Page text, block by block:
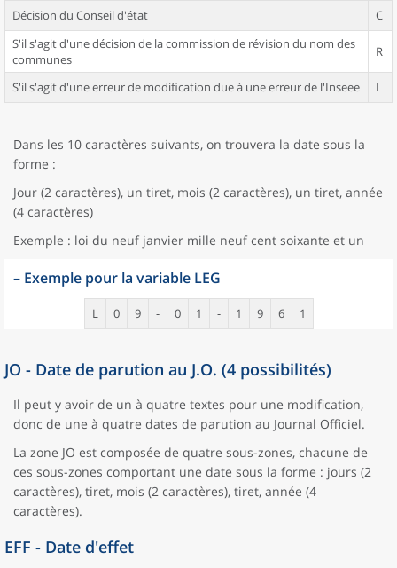
Décision du Conseil d'état
C
S'il s'agit d'une décision de la commission de révision du nom des
communes
R
S'il s'agit d'une erreur de modification due à une erreur de l'Inseee I
Dans les 10 caractères suivants, on trouvera la date sous la
forme :
Jour (2 caractères), un tiret, mois (2 caractères), un tiret, année
(4 caractères)
Exemple : loi du neuf janvier mille neuf cent soixante et un
– Exemple pour la variable LEG
L 0 9 - 0 1 - 1 9 6 1
JO - Date de parution au J.O. (4 possibilités)
Il peut y avoir de un à quatre textes pour une modification,
donc de une à quatre dates de parution au Journal Officiel.
La zone JO est composée de quatre sous-zones, chacune de
ces sous-zones comportant une date sous la forme : jours (2
caractères), tiret, mois (2 caractères), tiret, année (4
caractères).
EFF - Date d'effet